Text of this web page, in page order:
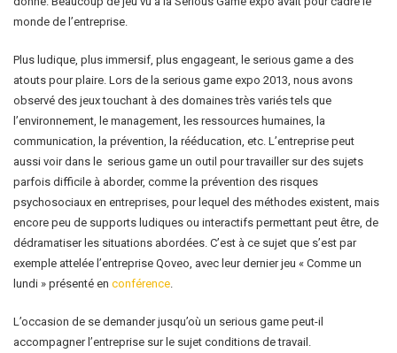
monde de l’entreprise.
Plus ludique, plus immersif, plus engageant, le serious game a des
atouts pour plaire. Lors de la serious game expo 2013, nous avons
observé des jeux touchant à des domaines très variés tels que
l’environnement, le management, les ressources humaines, la
communication, la prévention, la rééducation, etc. L’entreprise peut
aussi voir dans le serious game un outil pour travailler sur des sujets
parfois difficile à aborder, comme la prévention des risques
psychosociaux en entreprises, pour lequel des méthodes existent, mais
encore peu de supports ludiques ou interactifs permettant peut être, de
dédramatiser les situations abordées. C’est à ce sujet que s’est par
exemple attelée l’entreprise Qoveo, avec leur dernier jeu « Comme un
lundi » présenté en conférence.
L’occasion de se demander jusqu’où un serious game peut-il
accompagner l’entreprise sur le sujet conditions de travail.